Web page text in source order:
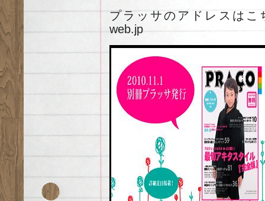
プラッサのアドレスはこ
web.jp